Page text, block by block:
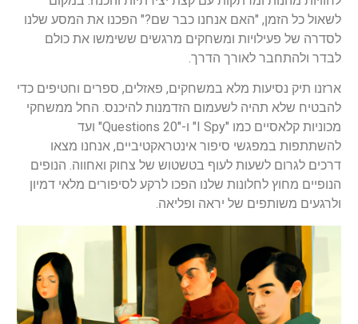
לשאול כל הזמן, "האם אנחנו כבר שם?" הפכנו את המסע שלנו
לסדרה של פעילויות ומשחקים מרגשים ששימשו את כולם
לבדר ולהתחבר לאורך הדרך.
ארזנו תיק נסיעות מלא במשחקים, פאזלים, ספרים וחטיפים כדי
להבטיח שלא תהיה לשעמום הזדמנות להיכנס. החל ממשחקי
מכוניות קלאסיים כמו "I Spy" ו-"20 Questions" ועד
להשתתפות במפגשי סיפור אינטראקטיביים, אנחנו מצאו
דרכים לגרום לשעות לעוף בטשטוש של צחוק ואחווה. הנופים
הנופיים מחוץ לחלונות שלנו הפכו לרקע לסיפורים מלאי דמיון
ולרגעים משותפים של יראה ופליאה.